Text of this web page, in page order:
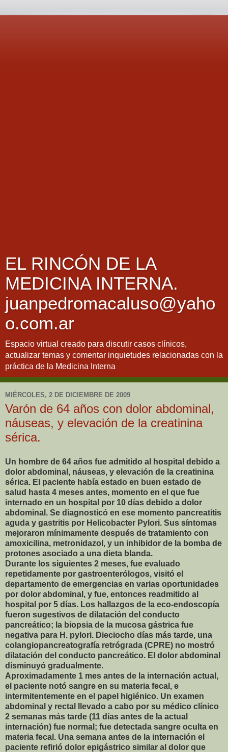
EL RINCÓN DE LA
MEDICINA INTERNA.
juanpedromacaluso@yaho
o.com.ar
Espacio virtual creado para discutir casos clínicos,
actualizar temas y comentar inquietudes relacionadas con la
práctica de la Medicina Interna
MIÉRCOLES, 2 DE DICIEMBRE DE 2009
Varón de 64 años con dolor abdominal,
náuseas, y elevación de la creatinina
sérica.
Un hombre de 64 años fue admitido al hospital debido a
dolor abdominal, náuseas, y elevación de la creatinina
sérica. El paciente había estado en buen estado de
salud hasta 4 meses antes, momento en el que fue
internado en un hospital por 10 días debido a dolor
abdominal. Se diagnosticó en ese momento pancreatitis
aguda y gastritis por Helicobacter Pylori. Sus síntomas
mejoraron mínimamente después de tratamiento con
amoxicilina, metronidazol, y un inhibidor de la bomba de
protones asociado a una dieta blanda.
Durante los siguientes 2 meses, fue evaluado
repetidamente por gastroenterólogos, visitó el
departamento de emergencias en varias oportunidades
por dolor abdominal, y fue, entonces readmitido al
hospital por 5 días. Los hallazgos de la eco-endoscopía
fueron sugestivos de dilatación del conducto
pancreático; la biopsia de la mucosa gástrica fue
negativa para H. pylori. Dieciocho días más tarde, una
colangiopancreatografía retrógrada (CPRE) no mostró
dilatación del conducto pancreático. El dolor abdominal
disminuyó gradualmente.
Aproximadamente 1 mes antes de la internación actual,
el paciente notó sangre en su materia fecal, e
intermitentemente en el papel higiénico. Un examen
abdominal y rectal llevado a cabo por su médico clínico
2 semanas más tarde (11 días antes de la actual
internación) fue normal; fue detectada sangre oculta en
materia fecal. Una semana antes de la internación el
paciente refirió dolor epigástrico similar al dolor que